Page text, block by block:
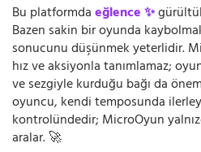
Bu platformdaeğlence ✨
Bazen sakin bir oyunda
sonucunu düşünmek yeterlidir.
hız ve aksiyonla tanımlamaz;
ve sezgiyle kurduğu bağı da
oyuncu, kendi temposunda
kontrolündedir; MicroOyun
aralar. 🚀